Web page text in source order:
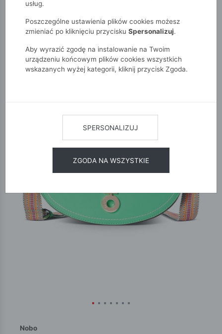
Zaokrąglona listonoszka z ozdobną taśmą Nobo
Nobo
usług.
Poszczególne ustawienia plików cookies możesz
zmieniać po kliknięciu przycisku Spersonalizuj.
Aby wyrazić zgodę na instalowanie na Twoim
urządzeniu końcowym plików cookies wszystkich
wskazanych wyżej kategorii, kliknij przycisk Zgoda.
SPERSONALIZUJ
ZGODA NA WSZYSTKIE